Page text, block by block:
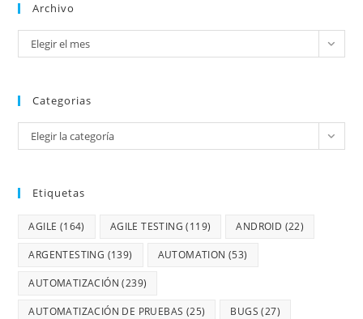
Archivo
Elegir el mes
Categorias
Elegir la categoría
Etiquetas
AGILE (164) AGILE TESTING (119) ANDROID (22)
ARGENTESTING (139) AUTOMATION (53)
AUTOMATIZACIÓN (239)
AUTOMATIZACIÓN DE PRUEBAS (25) BUGS (27)